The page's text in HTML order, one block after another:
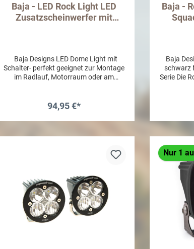
Baja - LED Rock Light LED
Zusatzscheinwerfer mit
Baja Designs LED Dome Light mit
Schalter- perfekt geeignet zur Montage
im Radlauf, Motorraum oder am
MADE IN THE USA- Lumen: 208-
Watts/Amps: 5/.4- Maße: 2.38" x .95" x
.42"- Inkl. Montagefuß (Gummi) für
Zusatzbeleuchtung nach StVZO §52
94,95 €*
Baja -
Baja
schwarz
Serie Die
Nur 1